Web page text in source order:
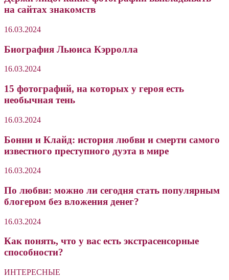
на сайтах знакомств
16.03.2024
Биография Льюиса Кэрролла
16.03.2024
15 фотографий, на которых у героя есть
необычная тень
16.03.2024
Бонни и Клайд: история любви и смерти самого
известного преступного дуэта в мире
16.03.2024
По любви: можно ли сегодня стать популярным
блогером без вложения денег?
16.03.2024
Как понять, что у вас есть экстрасенсорные
способности?
ИНТЕРЕСНЫЕ